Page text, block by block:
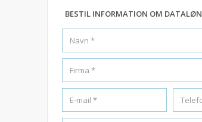
BESTIL INFORMATION OM DATALØN